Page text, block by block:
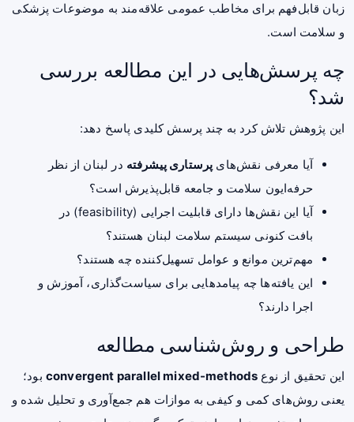
زبان قابل‌فهم برای مخاطب عمومی علاقه‌مند به موضوعات پزشکی
و سلامت است.
چه پرسش‌هایی در این مطالعه بررسی
شد؟
این پژوهش تلاش کرد به چند پرسش کلیدی پاسخ دهد:
آیا معرفی نقش‌های پرستاری پیشرفته در لبنان از نظر
حرفه‌ایون سلامت و جامعه قابل‌پذیرش است؟
آیا این نقش‌ها دارای قابلیت اجرایی (feasibility) در
بافت کنونی سیستم سلامت لبنان هستند؟
مهم‌ترین موانع و عوامل تسهیل‌کننده چه هستند؟
این یافته‌ها چه پیامدهایی برای سیاست‌گذاری، آموزش و
اجرا دارند؟
طراحی و روش‌شناسی مطالعه
این تحقیق از نوع convergent parallel mixed-methods بود؛
یعنی روش‌های کمی و کیفی به موازات هم جمع‌آوری و تحلیل شده و